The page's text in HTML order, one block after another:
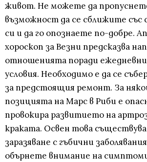
живот. Не можете да
възможност да се сближите
си и да го опознаете по-добре.
хороскоп за Везни предсказва
отношенията поради
условия. Необходимо е да се
за предстоящия ремонт. За
позицията на Марс в Риби е
провокира развитието на
краката. Освен това
заразяване с гъбични
обърнете внимание на